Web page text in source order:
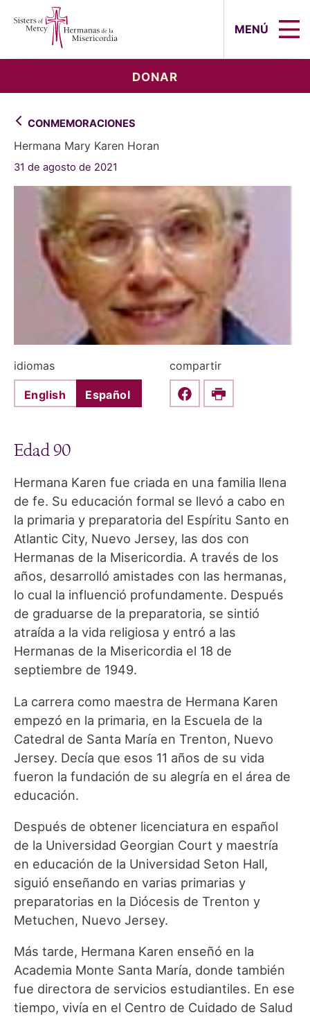
MENÚ
DONAR
CONMEMORACIONES
Hermana Mary Karen Horan
31 de agosto de 2021
idiomas
English Español
compartir
Share this on Facebook
Print
Edad 90
Hermana Karen fue criada en una familia llena
de fe. Su educación formal se llevó a cabo en
la primaria y preparatoria del Espíritu Santo en
Atlantic City, Nuevo Jersey, las dos con
Hermanas de la Misericordia. A través de los
años, desarrolló amistades con las hermanas,
lo cual la influenció profundamente. Después
de graduarse de la preparatoria, se sintió
atraída a la vida religiosa y entró a las
Hermanas de la Misericordia el 18 de
septiembre de 1949.
La carrera como maestra de Hermana Karen
empezó en la primaria, en la Escuela de la
Catedral de Santa María en Trenton, Nuevo
Jersey. Decía que esos 11 años de su vida
fueron la fundación de su alegría en el área de
educación.
Después de obtener licenciatura en español
de la Universidad Georgian Court y maestría
en educación de la Universidad Seton Hall,
siguió enseñando en varias primarias y
preparatorias en la Diócesis de Trenton y
Metuchen, Nuevo Jersey.
Más tarde, Hermana Karen enseñó en la
Academia Monte Santa María, donde también
fue directora de servicios estudiantiles. En ese
tiempo, vivía en el Centro de Cuidado de Salud